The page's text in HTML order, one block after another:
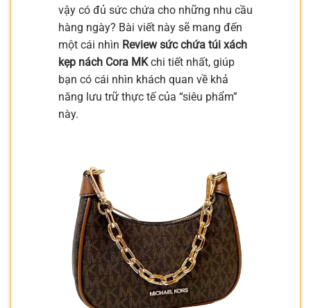
vậy có đủ sức chứa cho những nhu cầu
hàng ngày? Bài viết này sẽ mang đến
một cái nhìn Review sức chứa túi xách
kẹp nách Cora MKchi tiết nhất, giúp
bạn có cái nhìn khách quan về khả
năng lưu trữ thực tế của “siêu phẩm”
này.